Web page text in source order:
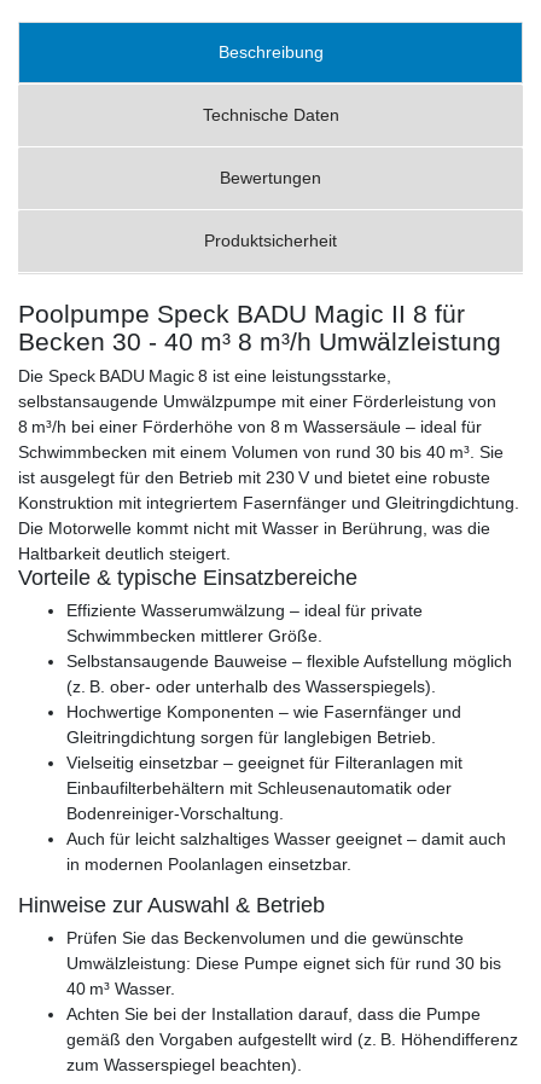
Beschreibung
Technische Daten
Bewertungen
Produktsicherheit
Poolpumpe Speck BADU Magic II 8 für
Becken 30 - 40 m³ 8 m³/h Umwälzleistung
Die Speck BADU Magic 8 ist eine leistungsstarke,
selbstansaugende Umwälzpumpe mit einer Förderleistung von
8 m³/h bei einer Förderhöhe von 8 m Wassersäule – ideal für
Schwimmbecken mit einem Volumen von rund 30 bis 40 m³. Sie
ist ausgelegt für den Betrieb mit 230 V und bietet eine robuste
Konstruktion mit integriertem Fasernfänger und Gleitringdichtung.
Die Motorwelle kommt nicht mit Wasser in Berührung, was die
Haltbarkeit deutlich steigert.
Vorteile & typische Einsatzbereiche
Effiziente Wasserumwälzung – ideal für private
Schwimmbecken mittlerer Größe.
Selbstansaugende Bauweise – flexible Aufstellung möglich
(z. B. ober‑ oder unterhalb des Wasserspiegels).
Hochwertige Komponenten – wie Fasernfänger und
Gleitringdichtung sorgen für langlebigen Betrieb.
Vielseitig einsetzbar – geeignet für Filteranlagen mit
Einbaufilterbehältern mit Schleusenautomatik oder
Bodenreiniger‑Vorschaltung.
Auch für leicht salzhaltiges Wasser geeignet – damit auch
in modernen Poolanlagen einsetzbar.
Hinweise zur Auswahl & Betrieb
Prüfen Sie das Beckenvolumen und die gewünschte
Umwälzleistung: Diese Pumpe eignet sich für rund 30 bis
40 m³ Wasser.
Achten Sie bei der Installation darauf, dass die Pumpe
gemäß den Vorgaben aufgestellt wird (z. B. Höhendifferenz
zum Wasserspiegel beachten).